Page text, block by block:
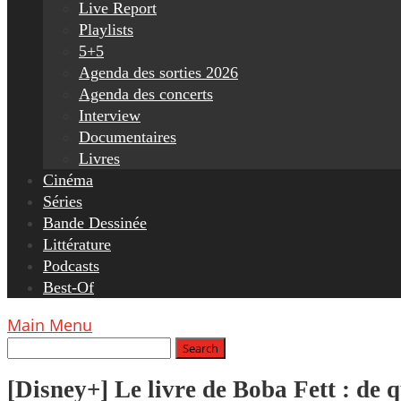
Live Report
Playlists
5+5
Agenda des sorties 2026
Agenda des concerts
Interview
Documentaires
Livres
Cinéma
Séries
Bande Dessinée
Littérature
Podcasts
Best-Of
Main Menu
[Disney+] Le livre de Boba Fett : de